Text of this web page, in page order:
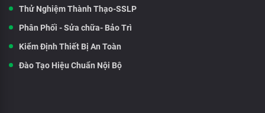
Thử Nghiệm Thành Thạo-SSLP
Phân Phối - Sửa chữa- Bảo Trì
Kiểm Định Thiết Bị An Toàn
Đào Tạo Hiệu Chuẩn Nội Bộ